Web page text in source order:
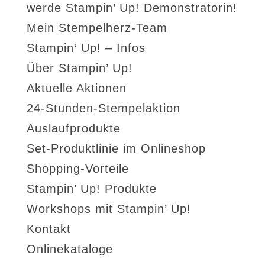
werde Stampin’ Up! Demonstratorin!
Mein Stempelherz-Team
Stampin‘ Up! – Infos
Über Stampin’ Up!
Aktuelle Aktionen
24-Stunden-Stempelaktion
Auslaufprodukte
Set-Produktlinie im Onlineshop
Shopping-Vorteile
Stampin’ Up! Produkte
Workshops mit Stampin’ Up!
Kontakt
Onlinekataloge